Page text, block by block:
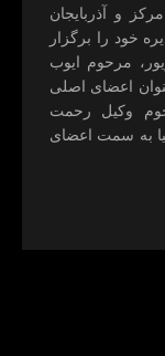
و آذربايجان
هيت مديره خود را برگزار
مرحوم ايوب
اعضای اصلی
وکیل رحمت
به سمت اعضای